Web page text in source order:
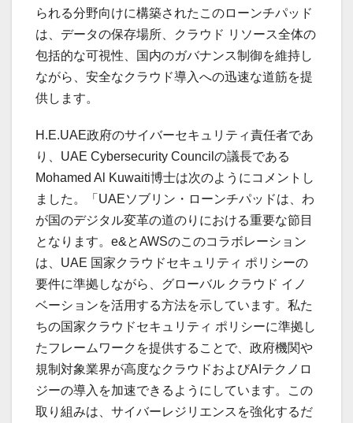
られる分野向けに構築されたこのローンチパッド
は、データの保存場所、クラウド リソース全体の
包括的な可視性、国内のガバナンス制御を維持し
ながら、安全なクラウド導入への迅速な道筋を提
供します。
H.E.UAE政府のサイバーセキュリティ責任者であ
り、UAE Cybersecurity Councilの議長である
Mohamed Al Kuwaiti博士は次のようにコメントし
ました。「UAEソブリン・ローンチパッドは、わ
が国のデジタル変革の道のりにおける重要な節目
となります。e&とAWSのこのコラボレーション
は、UAE 国家クラウドセキュリティ ポリシーの
要件に準拠しながら、グローバル クラウド イノ
ベーションを活用する方法を示しています。私た
ちの国家クラウドセキュリティ ポリシーに準拠し
たフレームワークを提供することで、政府機関や
規制対象業界が高度なクラウドおよびAIテクノロ
ジーの導入を加速できるようにしています。この
取り組みは、サイバーレジリエンスを強化するだ